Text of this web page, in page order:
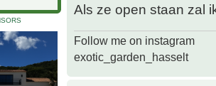
Als ze open staan zal
Follow me on instagram
exotic_garden_hasselt